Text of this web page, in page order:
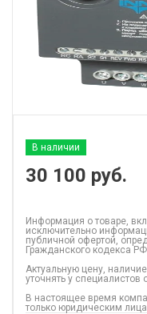
В наличии
30 100 руб.
Информация о товаре,
исключительно
публичной офертой,
Гражданского кодекса
Актуальную цену,
уточнять у специалистов
В настоящее время
только юридическим